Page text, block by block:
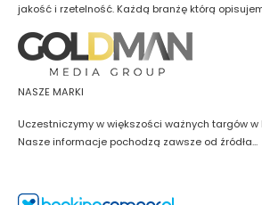
jakość i rzetelność. Każdą branżę którą
NASZE MARKI
Uczestniczymy w większości ważnych targów w
Nasze informacje pochodzą zawsze od źródła...